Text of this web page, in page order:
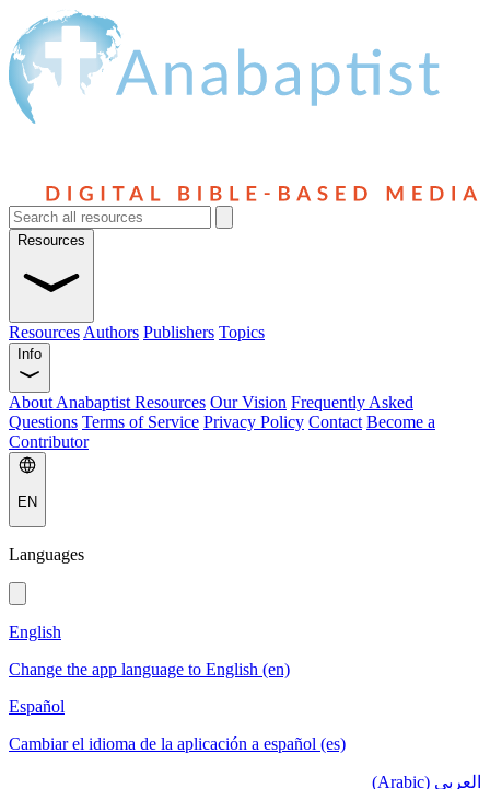
Resources
Resources Authors Publishers Topics
Info
About Anabaptist Resources Our Vision Frequently Asked
Questions Terms of Service Privacy Policy Contact Become a
Contributor
EN
Languages
English
Change the app language to English (en)
Español
Cambiar el idioma de la aplicación a español (es)
العربي (Arabic)